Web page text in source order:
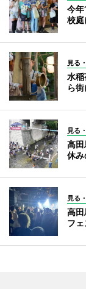
今
校
見る
水
ら
見る
高
休
見る
高
フ